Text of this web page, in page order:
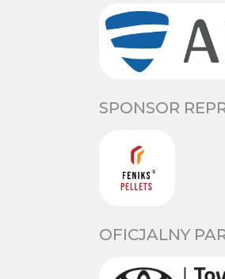
SPONSOR
OFICJALNY